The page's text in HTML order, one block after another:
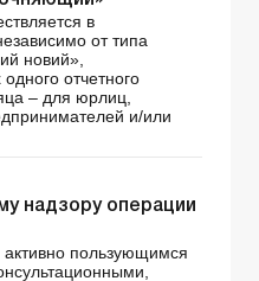
в
от типа
новий»,
отчетного
– для юрлиц,
и/или
надзору операции
пользующимся